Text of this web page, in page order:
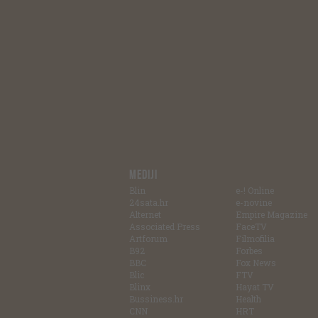
MEDIJI
Blin
24sata.hr
Alternet
Associated Press
Artforum
B92
BBC
Blic
Blinx
Bussiness.hr
CNN
e-! Online
e-novine
Empire Magazine
FaceTV
Filmofilia
Forbes
Fox News
FTV
Hayat TV
Health
HRT